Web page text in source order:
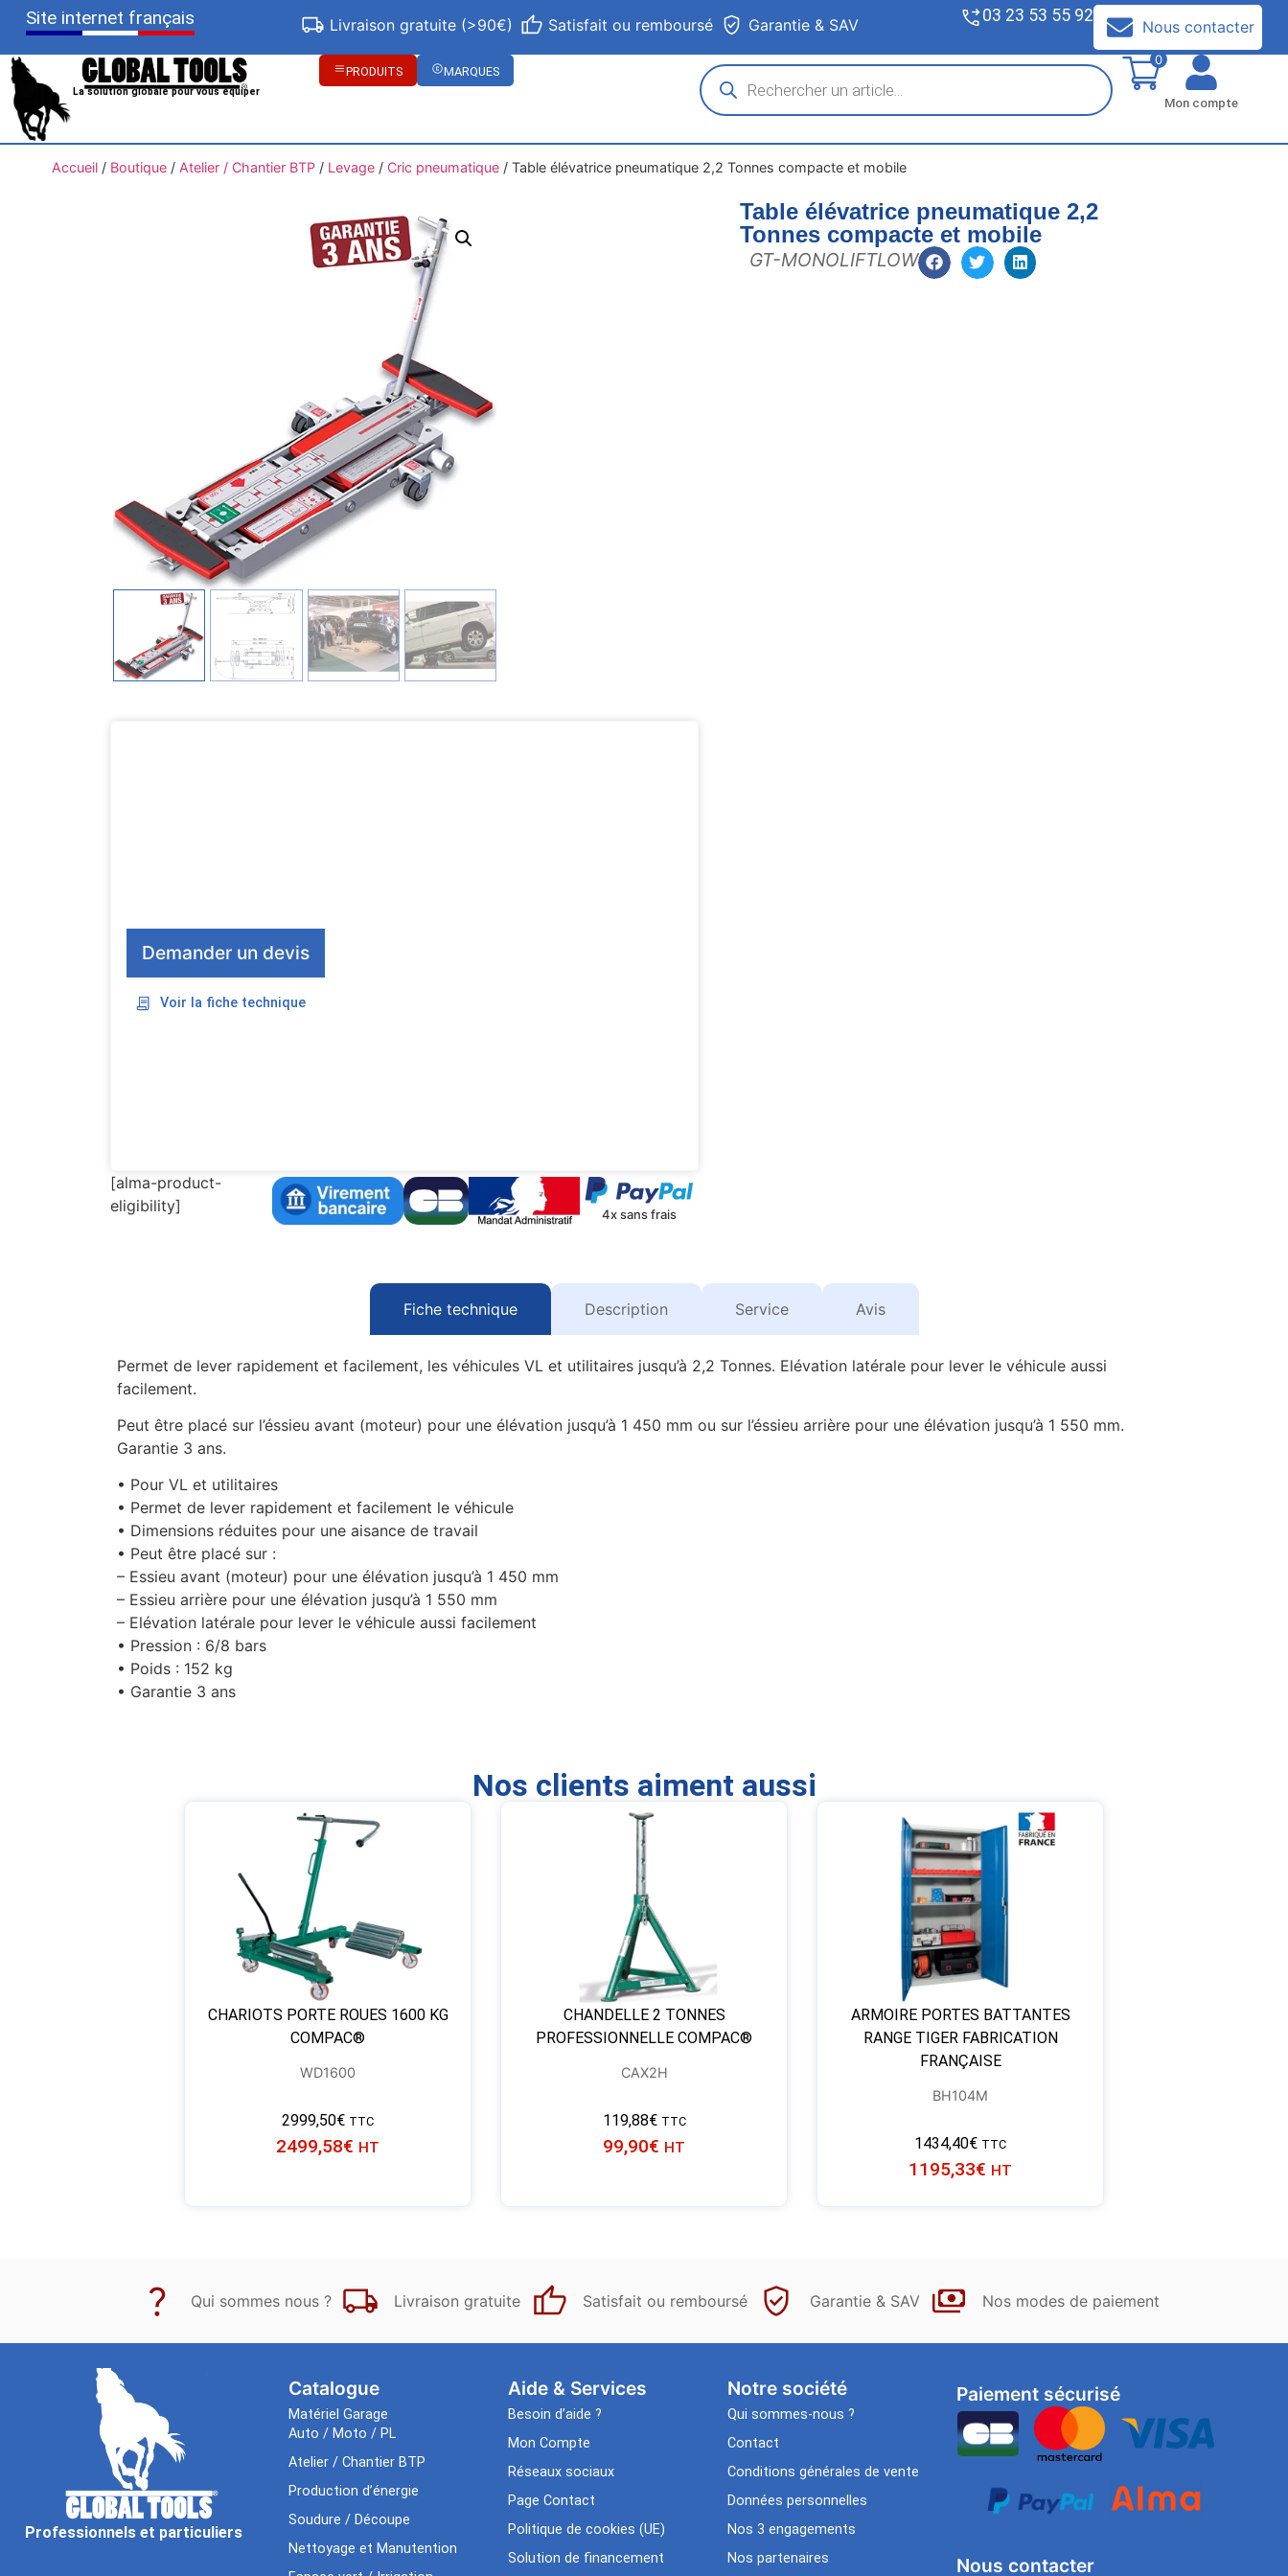
Site internet français Livraison gratuite (>90€) Satisfait ou remboursé Garantie & SAV 03 23 53 55 92
Nous contacter
La solution globale pour vous équiper
PRODUITS MARQUES
0
Mon compte
Accueil/ Boutique/ Atelier / Chantier BTP/ Levage/ Cric pneumatique/ Table élévatrice pneumatique 2,2 Tonnes compacte et mobile
Table élévatrice pneumatique 2,2
Tonnes compacte et mobile
GT-MONOLIFTLOW
Demander un devis
Voir la fiche technique
[alma-product-
eligibility]
4x sans frais
Fiche technique Description Service Avis
Permet de lever rapidement et facilement, les véhicules VL et utilitaires jusqu’à 2,2 Tonnes. Elévation latérale pour lever le véhicule aussi
facilement.
Peut être placé sur l’éssieu avant (moteur) pour une élévation jusqu’à 1 450 mm ou sur l’éssieu arrière pour une élévation jusqu’à 1 550 mm.
Garantie 3 ans.
• Pour VL et utilitaires
• Permet de lever rapidement et facilement le véhicule
• Dimensions réduites pour une aisance de travail
• Peut être placé sur :
– Essieu avant (moteur) pour une élévation jusqu’à 1 450 mm
– Essieu arrière pour une élévation jusqu’à 1 550 mm
– Elévation latérale pour lever le véhicule aussi facilement
• Pression : 6/8 bars
• Poids : 152 kg
• Garantie 3 ans
Nos clients aiment aussi
CHARIOTS PORTE ROUES 1600 KG
COMPAC®
WD1600
2999,50€ TTC
2499,58€ HT
CHANDELLE 2 TONNES
PROFESSIONNELLE COMPAC®
CAX2H
119,88€ TTC
99,90€ HT
ARMOIRE PORTES BATTANTES
RANGE TIGER FABRICATION
FRANÇAISE
BH104M
1434,40€ TTC
1195,33€ HT
Qui sommes nous ? Livraison gratuite Satisfait ou remboursé Garantie & SAV Nos modes de paiement
Professionnels et particuliers
Catalogue
Matériel Garage
Auto / Moto / PL
Atelier / Chantier BTP
Production d’énergie
Soudure / Découpe
Nettoyage et Manutention
Aide & Services​
Besoin d’aide ?
Mon Compte
Réseaux sociaux
Page Contact
Politique de cookies (UE)
Solution de financement
Notre société
Qui sommes-nous ?
Contact
Conditions générales de vente
Données personnelles
Nos 3 engagements
Nos partenaires
Paiement sécurisé
Nous contacter